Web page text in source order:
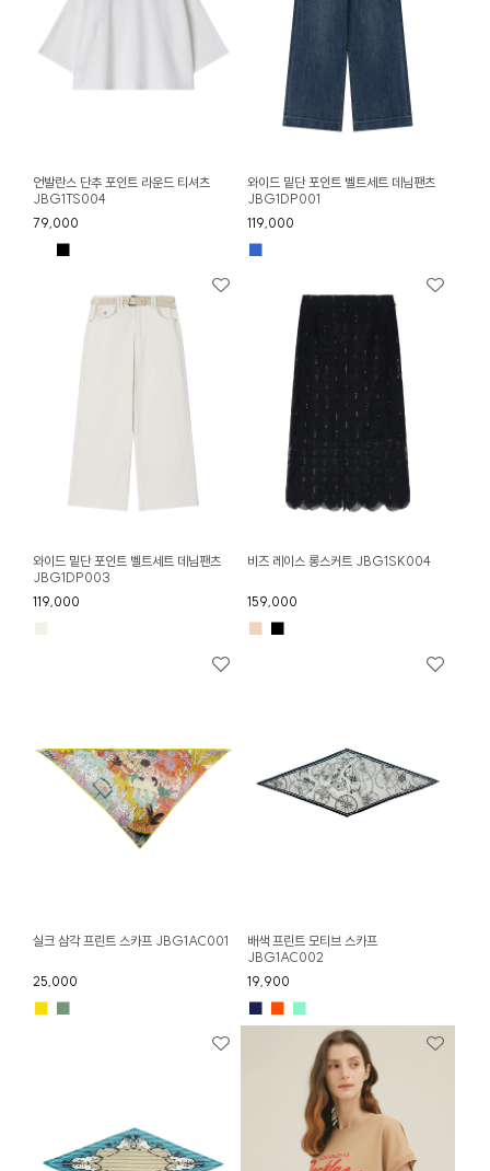
언발란스 단추 포인트 라운드 티셔츠
JBG1TS004
79,000
■
와이드 밑단 포인트 벨트세트 데님팬츠
JBG1DP001
119,000
■
와이드 밑단 포인트 벨트세트 데님팬츠
JBG1DP003
119,000
비즈 레이스 롱스커트 JBG1SK004
159,000
■ ■
실크 삼각 프린트 스카프 JBG1AC001
25,000
■ ■
배색 프린트 모티브 스카프
JBG1AC002
19,900
■ ■ ■